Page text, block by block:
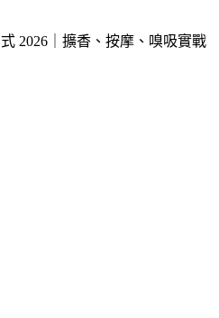
2026｜擴香、按摩、嗅吸實戰